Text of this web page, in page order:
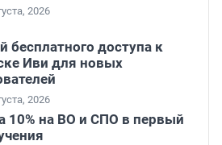
2026
бесплатного доступа к
Иви для новых
2026
10% на ВО и СПО в первый